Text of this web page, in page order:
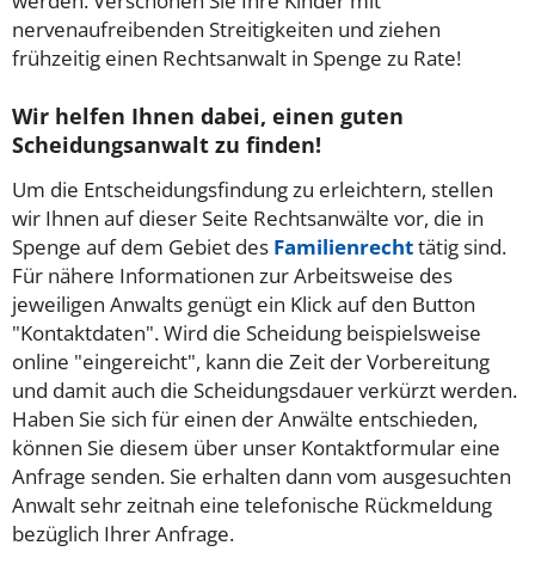
nervenaufreibenden Streitigkeiten und ziehen
frühzeitig einen Rechtsanwalt in Spenge zu Rate!
Wir helfen Ihnen dabei, einen guten
Scheidungsanwalt zu finden!
Um die Entscheidungsfindung zu erleichtern, stellen
wir Ihnen auf dieser Seite Rechtsanwälte vor, die in
Spenge auf dem Gebiet des Familienrechttätig sind.
Für nähere Informationen zur Arbeitsweise des
jeweiligen Anwalts genügt ein Klick auf den Button
"Kontaktdaten". Wird die Scheidung beispielsweise
online "eingereicht", kann die Zeit der Vorbereitung
und damit auch die Scheidungsdauer verkürzt werden.
Haben Sie sich für einen der Anwälte entschieden,
können Sie diesem über unser Kontaktformular eine
Anfrage senden. Sie erhalten dann vom ausgesuchten
Anwalt sehr zeitnah eine telefonische Rückmeldung
bezüglich Ihrer Anfrage.